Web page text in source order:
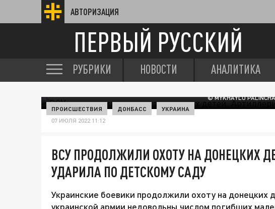
АВТОРИЗАЦИЯ
ПЕРВЫЙ РУССКИЙ
РУБРИКИ НОВОСТИ АНАЛИТИКА
© MYKHAYLO
ПРОИСШЕСТВИЯ ДОНБАСС УКРАИНА
07 ИЮЛЯ 2022 11:12
ВСУ ПРОДОЛЖИЛИ ОХОТУ НА ДОНЕЦКИХ
УДАРИЛА ПО ДЕТСКОМУ САДУ
Украинские боевики продолжили охоту на донецких
украинской армии недовольны числом погибших